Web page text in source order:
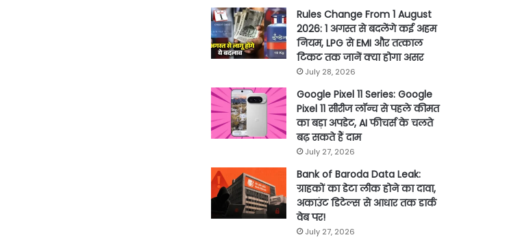
Rules Change From 1 August
2026: 1 अगस्त से बदलेंगे कई अहम
नियम, LPG से EMI और तत्काल
टिकट तक जानें क्या होगा असर
July 28, 2026
Google Pixel 11 Series: Google
Pixel 11 सीरीज लॉन्च से पहले कीमत
का बड़ा अपडेट, AI फीचर्स के चलते
बढ़ सकते हैं दाम
July 27, 2026
Bank of Baroda Data Leak:
ग्राहकों का डेटा लीक होने का दावा,
अकाउंट डिटेल्स से आधार तक डार्क
वेब पर!
July 27, 2026